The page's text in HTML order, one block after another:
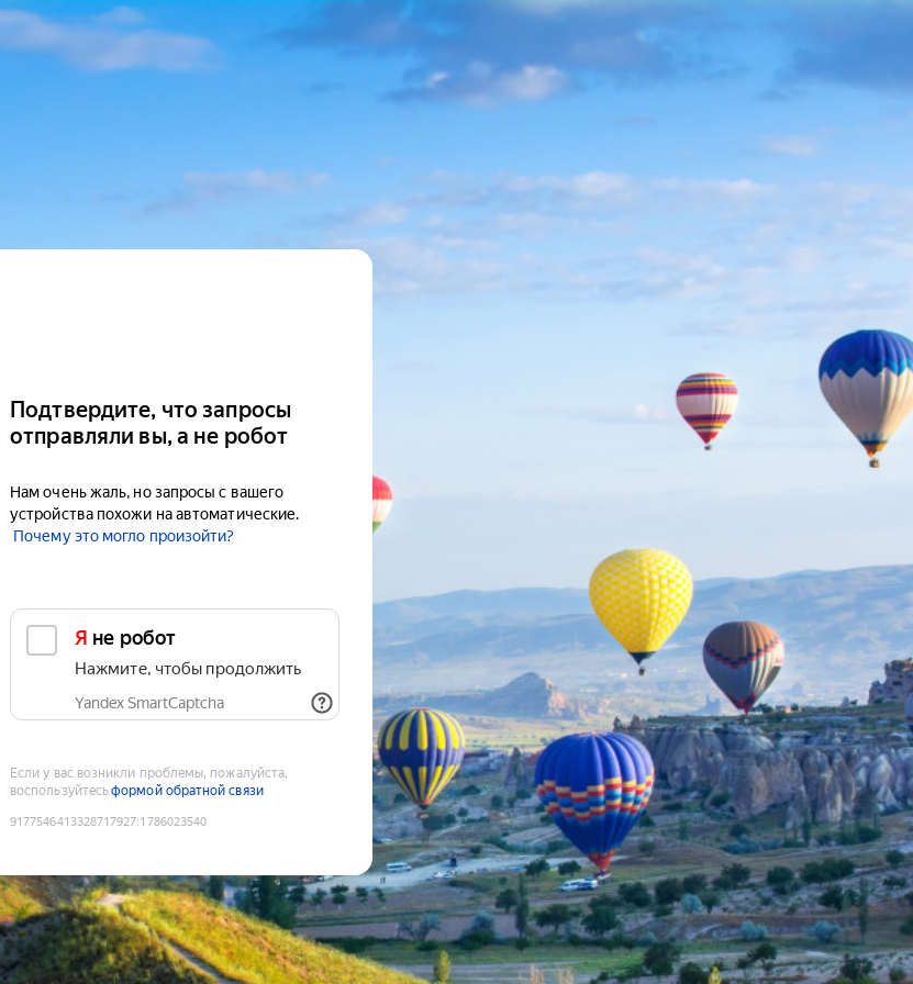
Подтвердите, что запросы
отправляли вы, а не робот
Нам очень жаль, но запросы с вашего
устройства похожи на автоматические.
Почему это могло произойти?
Я не робот
Нажмите, чтобы продолжить
Yandex SmartCaptcha
Если у вас возникли проблемы, пожалуйста,
воспользуйтесьформой обратной связи
9177546413328717927:1786023540